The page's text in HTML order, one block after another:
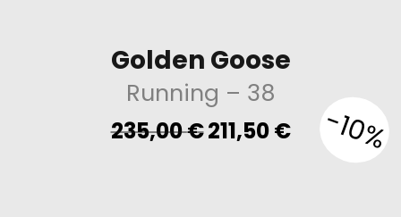
Golden Goose
Running – 38
235,00€ Original
price
211,50€Current-10%